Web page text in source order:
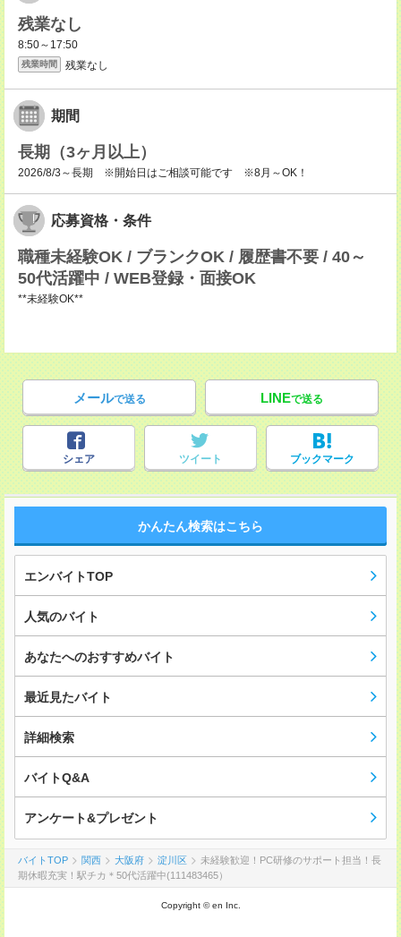
残業なし
8:50～17:50
残業時間 残業なし
期間
長期（3ヶ月以上）
2026/8/3～長期 ※開始日はご相談可能です ※8月～OK！
応募資格・条件
職種未経験OK / ブランクOK / 履歴書不要 / 40～
50代活躍中 / WEB登録・面接OK
**未経験OK**
メールで送る LINEで送る
シェア ツイート ブックマーク
かんたん検索はこちら
エンバイトTOP
人気のバイト
あなたへのおすすめバイト
最近見たバイト
詳細検索
バイトQ&A
アンケート&プレゼント
バイトTOP 関西 大阪府 淀川区
未経験歓迎！PC研修のサポート担当！長
期休暇充実！駅チカ＊50代活躍中(111483465）
Copyright © en Inc.